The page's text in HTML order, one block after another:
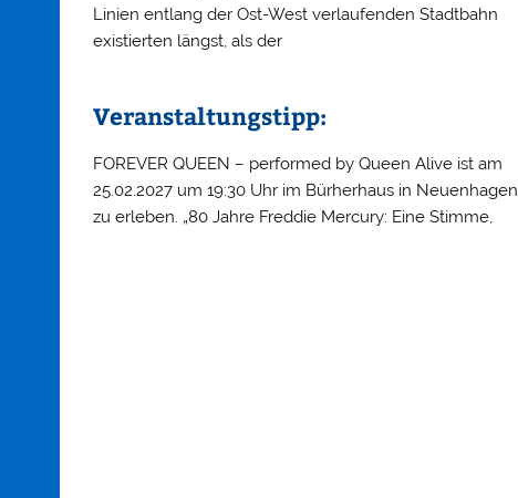
Linien entlang der Ost-West verlaufenden Stadtbahn
existierten längst, als der
Veranstaltungstipp:
FOREVER QUEEN – performed by Queen Alive ist am
25.02.2027 um 19:30 Uhr im Bürherhaus in Neuenhagen
zu erleben. „80 Jahre Freddie Mercury: Eine Stimme,